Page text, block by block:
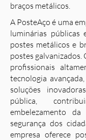
braços metálicos.
A PosteAço é uma
luminárias públicas
postes metálicos e
postes galvanizados.
profissionais
tecnologia
soluções
pública,
embelezamento
segurança dos
empresa oferece